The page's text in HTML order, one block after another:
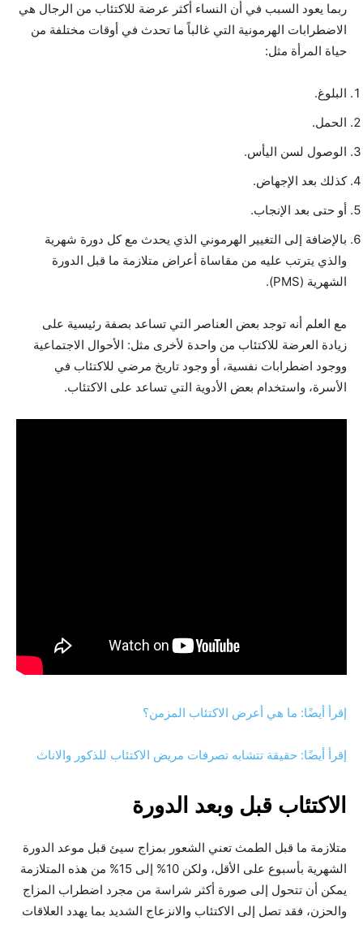
ربما يعود السبب في أن النساء أكثر عرضة للاكتئاب من الرجال هي
الاضطرابات الهرمونية التي غالباً ما تحدث في أوقات مختلفة من
حياة المرأة مثل:
البلوغ.
الحمل.
الوصول لسن اليأس.
كذلك بعد الإجهاض.
أو حتى بعد الإنجاب.
بالإضافة إلى التغيير الهرموني الذي يحدث مع كل دورة شهرية
والذي يترتب عليه من مقاساة أعراض متلازمة ما قبل الدورة
الشهرية (PMS).
مع العلم أنه توجد بعض العناصر التي تساعد بصفة رئيسية على
زيادة العرضة للاكتئاب من واحدة لأخرى مثل: الأحوال الاجتماعية
ووجود اضطرابات نفسية، أو وجود تاريخ مرضي للاكتئاب في
الأسرة، واستخدام بعض الأدوية التي تساعد على الاكتئاب.
إقرأ أيضًا: ما هي أعرض الاكتئاب المزمن؟
إقرأ أيضًا: حقيقة تتشابه تصرفات مريض الاكتئاب للذكور والاناث
الاكتئاب قبل وبعد الدورة
متلازمة ما قبل الطمث تعني الشعور بمزاج سيئ قبل موعد الدورة
الشهرية بأسبوع على الأقل، ولكن 10% إلى 15% من هذه المتلازمة
يمكن أن تتحول إلى صورة أكثر شراسة من مجرد اضطراب المزاج
والحزن، فقد تصل إلى الاكتئاب والانزعاج الشديد بما يهدد العلاقات